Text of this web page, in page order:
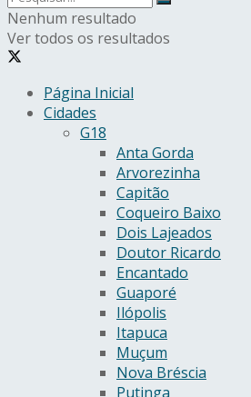
Nenhum resultado
Ver todos os resultados
Página Inicial
Cidades
G18
Anta Gorda
Arvorezinha
Capitão
Coqueiro Baixo
Dois Lajeados
Doutor Ricardo
Encantado
Guaporé
Ilópolis
Itapuca
Muçum
Nova Bréscia
Putinga